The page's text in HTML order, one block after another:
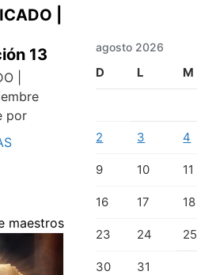
|
13
|
por
maestros
agosto 2026
D L M
2 3 4
9 10 11
16 17 18
23 24 25
30 31